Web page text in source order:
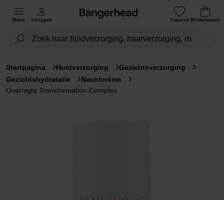
Menu Inloggen Favoriet Winkelwagen
Startpagina Huidverzorging
Gezichtsverzorging
Gezichtshydratatie
Nachtcrème
Overnight Transformation Complex